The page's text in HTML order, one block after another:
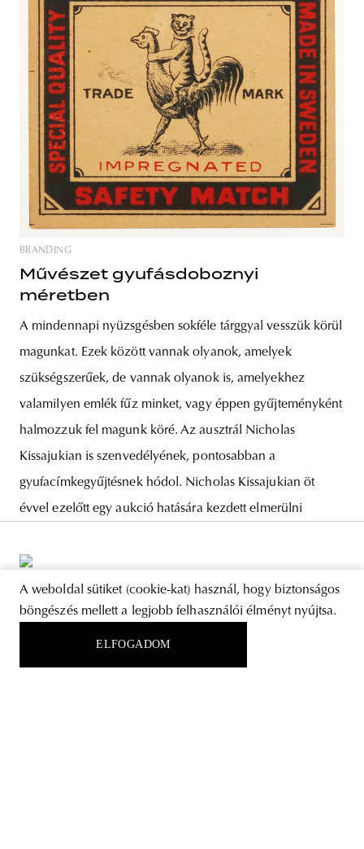
BRANDING
Művészet gyufásdoboznyi
méretben
A mindennapi nyüzsgésben sokféle tárggyal vesszük körül
magunkat. Ezek között vannak olyanok, amelyek
szükségszerűek, de vannak olyanok is, amelyekhez
valamilyen emlék fűz minket, vagy éppen gyűjteményként
halmozzuk fel magunk köré. Az ausztrál Nicholas
Kissajukian is szenvedélyének, pontosabban a
gyufacímkegyűjtésnek hódol. Nicholas Kissajukian öt
évvel ezelőtt egy aukció hatására kezdett elmerülni
A weboldal sütiket (cookie-kat) használ, hogy biztonságos
böngészés mellett a legjobb felhasználói élményt nyújtsa.
ELFOGADOM
RÓLUNK